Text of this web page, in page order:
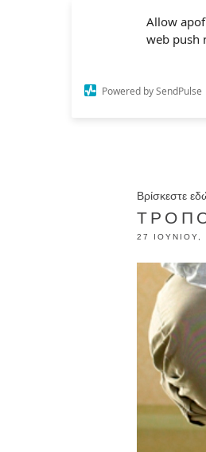
Allow
web push
Powered by SendPulse
Βρίσκεστε
27 ΙΟΥΝΊΟΥ,